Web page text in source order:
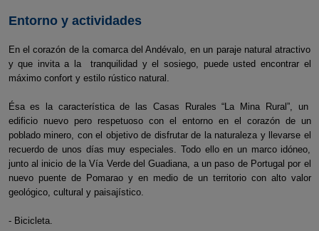
Entorno y actividades
En el corazón de la comarca del Andévalo, en un paraje natural atractivo
y que invita a la tranquilidad y el sosiego, puede usted encontrar el
máximo confort y estilo rústico natural.
Ésa es la característica de las Casas Rurales “La Mina Rural”, un
edificio nuevo pero respetuoso con el entorno en el corazón de un
poblado minero, con el objetivo de disfrutar de la naturaleza y llevarse el
recuerdo de unos días muy especiales. Todo ello en un marco idóneo,
junto al inicio de la Vía Verde del Guadiana, a un paso de Portugal por el
nuevo puente de Pomarao y en medio de un territorio con alto valor
geológico, cultural y paisajístico.
- Bicicleta.